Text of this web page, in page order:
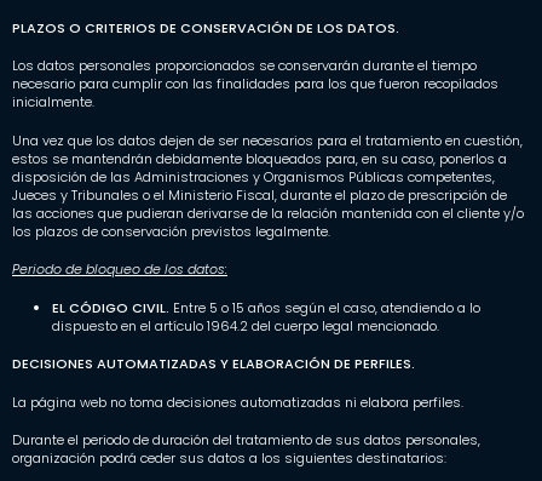
PLAZOS O CRITERIOS DE CONSERVACIÓN DE LOS DATOS.
Los datos personales proporcionados se conservarán durante el tiempo
necesario para cumplir con las finalidades para los que fueron recopilados
inicialmente.
Una vez que los datos dejen de ser necesarios para el tratamiento en cuestión,
estos se mantendrán debidamente bloqueados para, en su caso, ponerlos a
disposición de las Administraciones y Organismos Públicas competentes,
Jueces y Tribunales o el Ministerio Fiscal, durante el plazo de prescripción de
las acciones que pudieran derivarse de la relación mantenida con el cliente y/o
los plazos de conservación previstos legalmente.
Periodo de bloqueo de los datos:
EL CÓDIGO CIVIL. Entre 5 o 15 años según el caso, atendiendo a lo
dispuesto en el artículo 1964.2 del cuerpo legal mencionado.
DECISIONES AUTOMATIZADAS Y ELABORACIÓN DE PERFILES.
La página web no toma decisiones automatizadas ni elabora perfiles.
Durante el periodo de duración del tratamiento de sus datos personales,
organización podrá ceder sus datos a los siguientes destinatarios: